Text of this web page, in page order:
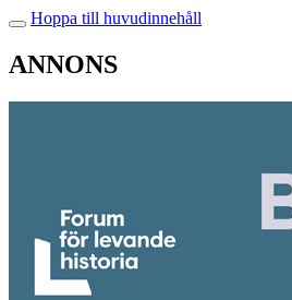
Hoppa till huvudinnehåll
ANNONS